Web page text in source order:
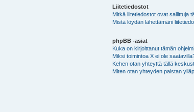
Liitetiedostot
Mitkä liitetiedostot ovat sallittuja
Mistä löydän lähettämäni
phpBB -asiat
Kuka on kirjoittanut tämän
Miksi toimintoa X ei ole
Kehen otan yhteyttä tällä
Miten otan yhteyden palstan